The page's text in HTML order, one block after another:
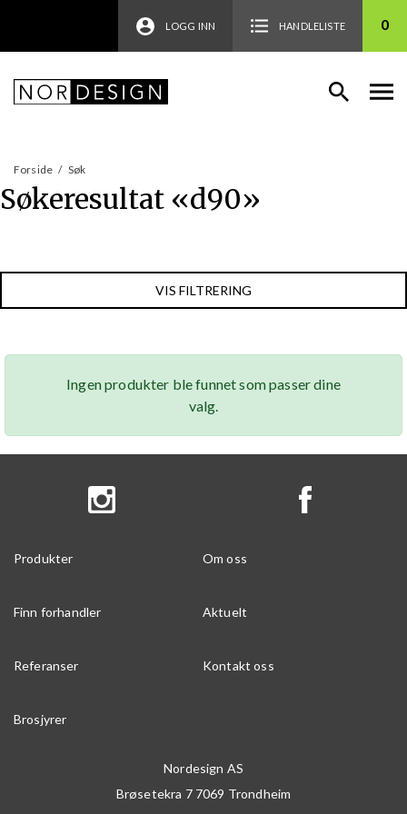
LOGG INN HANDLELISTE 0
Forside / Søk
Søkeresultat «d90»
VIS FILTRERING
Ingen produkter ble funnet som passer dine
valg.
Produkter Om oss
Finn forhandler Aktuelt
Referanser Kontakt oss
Brosjyrer
Nordesign AS
Brøsetekra 7 7069 Trondheim